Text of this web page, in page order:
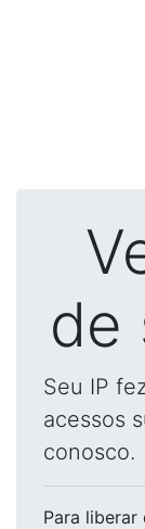
de
Seu IP
acessos
conosco.
Para liberar